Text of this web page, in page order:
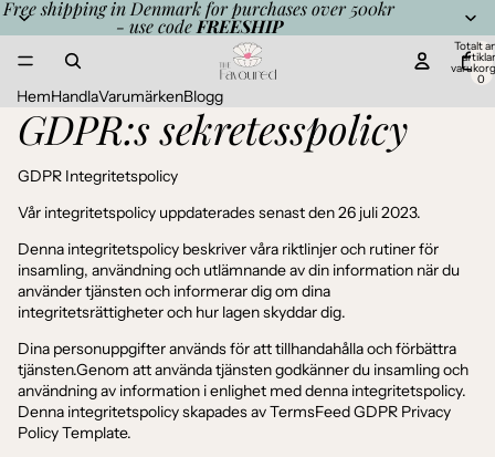
Free shipping in Denmark for purchases over 500kr
- use code FREESHIP
Totalt
0
HemHandlaVarumärkenBlogg
GDPR:s sekretesspolicy
GDPR Integritetspolicy
Vår integritetspolicy uppdaterades senast den 26 juli 2023.
Denna integritetspolicy beskriver våra riktlinjer och rutiner för
insamling, användning och utlämnande av din information när du
använder tjänsten och informerar dig om dina
integritetsrättigheter och hur lagen skyddar dig.
Dina personuppgifter används för att tillhandahålla och förbättra
tjänsten.Genom att använda tjänsten godkänner du insamling och
användning av information i enlighet med denna integritetspolicy.
Denna integritetspolicy skapades avTermsFeed GDPR Privacy
Policy Template.